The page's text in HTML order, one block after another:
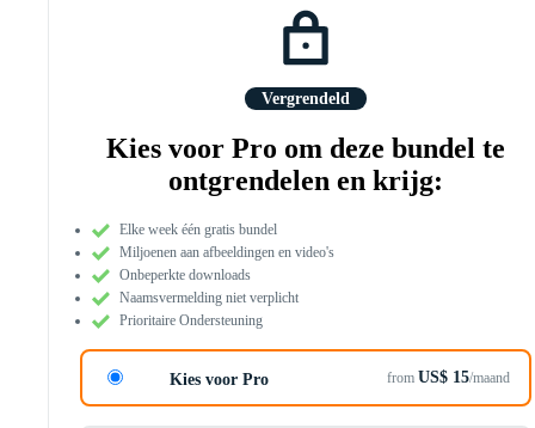
Vergrendeld
Kies voor Pro om deze bundel te
ontgrendelen en krijg:
Elke week één gratis bundel
Miljoenen aan afbeeldingen en video's
Onbeperkte downloads
Naamsvermelding niet verplicht
Prioritaire Ondersteuning
Kies voor Pro from US$ 15/maand